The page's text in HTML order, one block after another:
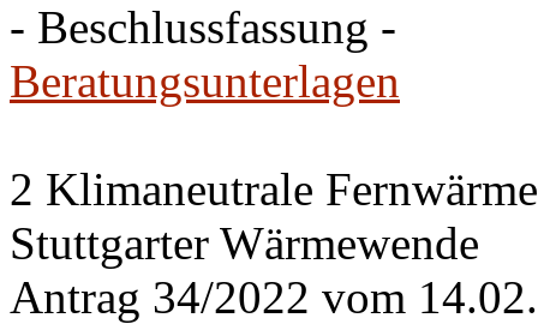
- Beschlussfassung -
Beratungsunterlagen
2 Klimaneutrale
Stuttgarter Wärmewende
Antrag 34/2022 vom